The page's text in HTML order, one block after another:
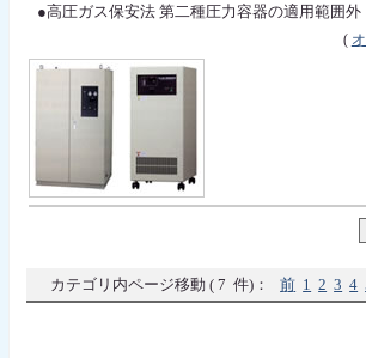
●高圧ガス保安法 第二種圧力容器の適用範囲外
(
カテゴリ内ページ移動 ( 7 件)：前 1 2 3 4